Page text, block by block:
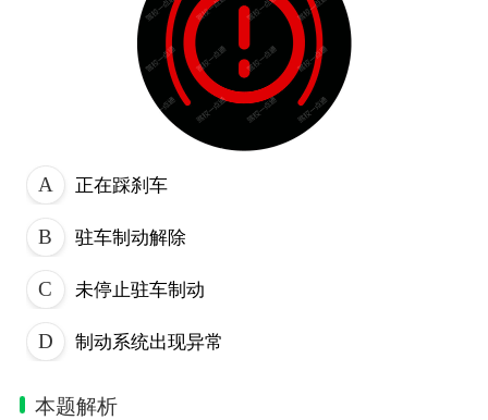
正在踩刹车
驻车制动解除
未停止驻车制动
制动系统出现异常
本题解析